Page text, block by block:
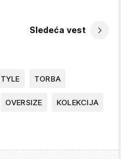
Sledeća vest
TORBA
OVERSIZE KOLEKCIJA